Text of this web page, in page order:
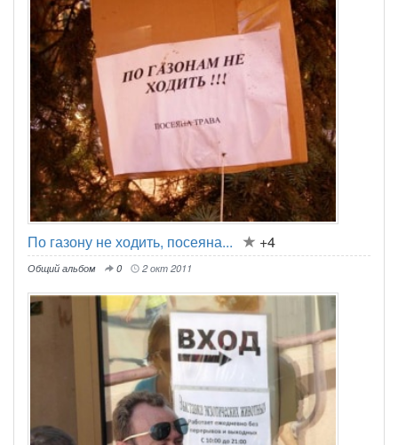
По газону не ходить, посеяна... +4
Общий альбом 0 2 окт 2011